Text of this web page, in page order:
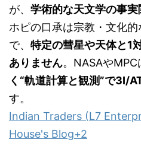
が、 学術的な天文学の事
ホピの口承は宗教・文化
で、 特定の彗星や天体と1
ありません。NASAやMPC
く“軌道計算と観測”で3I/
す。
Indian Traders (L7
House's Blog+2